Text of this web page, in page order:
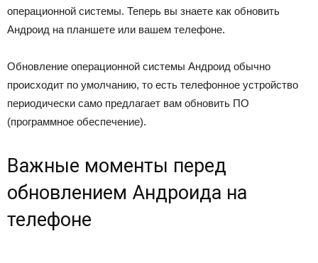
операционной системы. Теперь вы знаете как обновить
Андроид на планшете или вашем телефоне.
Обновление операционной системы Андроид обычно
происходит по умолчанию, то есть телефонное устройство
периодически само предлагает вам обновить ПО
(программное обеспечение).
Важные моменты перед
обновлением Андроида на
телефоне